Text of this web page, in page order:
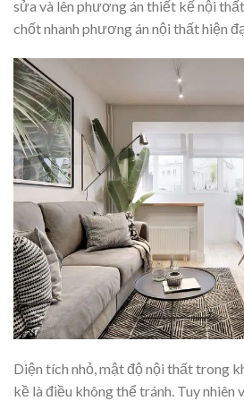
sửa và lên phương án thiết kế nội
chốt nhanh phương án nội thất hiện
Diện tích nhỏ, mật độ nội thất trong
kề là điều không thể tránh. Tuy